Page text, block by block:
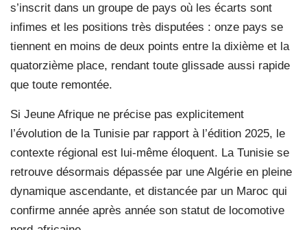
s’inscrit dans un groupe de pays où les écarts sont
infimes et les positions très disputées : onze pays se
tiennent en moins de deux points entre la dixième et la
quatorzième place, rendant toute glissade aussi rapide
que toute remontée.
Si Jeune Afrique ne précise pas explicitement
l’évolution de la Tunisie par rapport à l’édition 2025, le
contexte régional est lui-même éloquent. La Tunisie se
retrouve désormais dépassée par une Algérie en pleine
dynamique ascendante, et distancée par un Maroc qui
confirme année après année son statut de locomotive